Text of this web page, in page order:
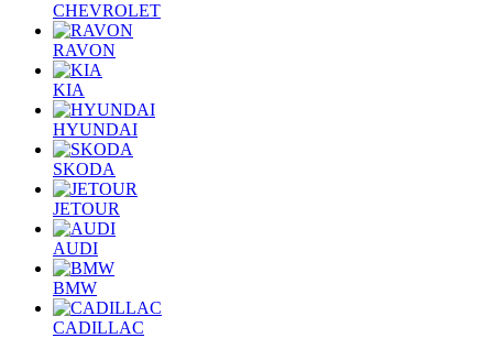
CHEVROLET
RAVON
KIA
HYUNDAI
SKODA
JETOUR
AUDI
BMW
CADILLAC